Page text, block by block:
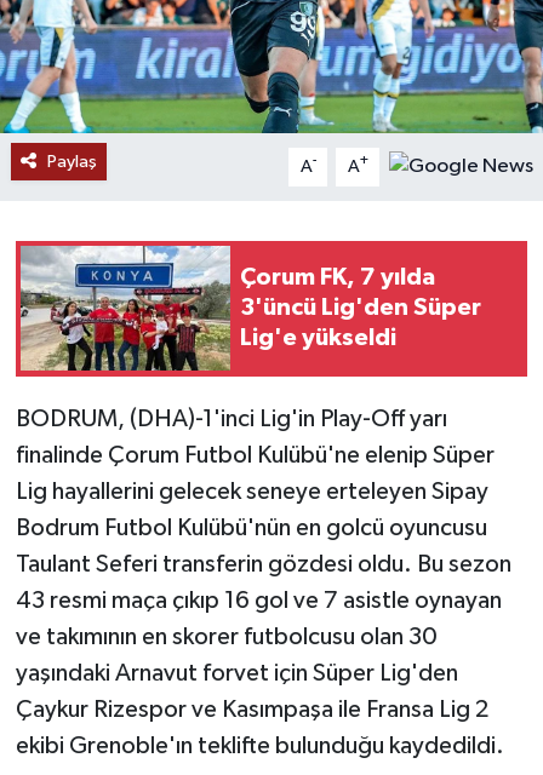
Paylaş A- A+
Çorum FK, 7 yılda
3'üncü Lig'den Süper
Lig'e yükseldi
BODRUM, (DHA)-1'inci Lig'in Play-Off yarı
finalinde Çorum Futbol Kulübü'ne elenip Süper
Lig hayallerini gelecek seneye erteleyen Sipay
Bodrum Futbol Kulübü'nün en golcü oyuncusu
Taulant Seferi transferin gözdesi oldu. Bu sezon
43 resmi maça çıkıp 16 gol ve 7 asistle oynayan
ve takımının en skorer futbolcusu olan 30
yaşındaki Arnavut forvet için Süper Lig'den
Çaykur Rizespor ve Kasımpaşa ile Fransa Lig 2
ekibi Grenoble'ın teklifte bulunduğu kaydedildi.
Ekonomi
Genel
Gündem
Kültür Sanat
Magazin
Sağlık
Son Dakika
Yaşam
Yerel
AboneHaber Özel